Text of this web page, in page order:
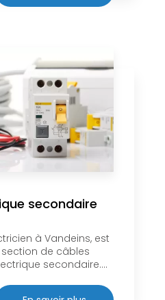
secondaire
à Vandeins, est
de câbles
secondaire....